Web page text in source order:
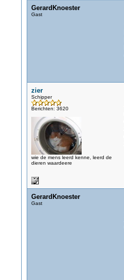
GerardKnoester
Gast
zier
Schipper
Berichten: 3620
wie de mens leerd kenne, leerd de
dieren waardeere
GerardKnoester
Gast